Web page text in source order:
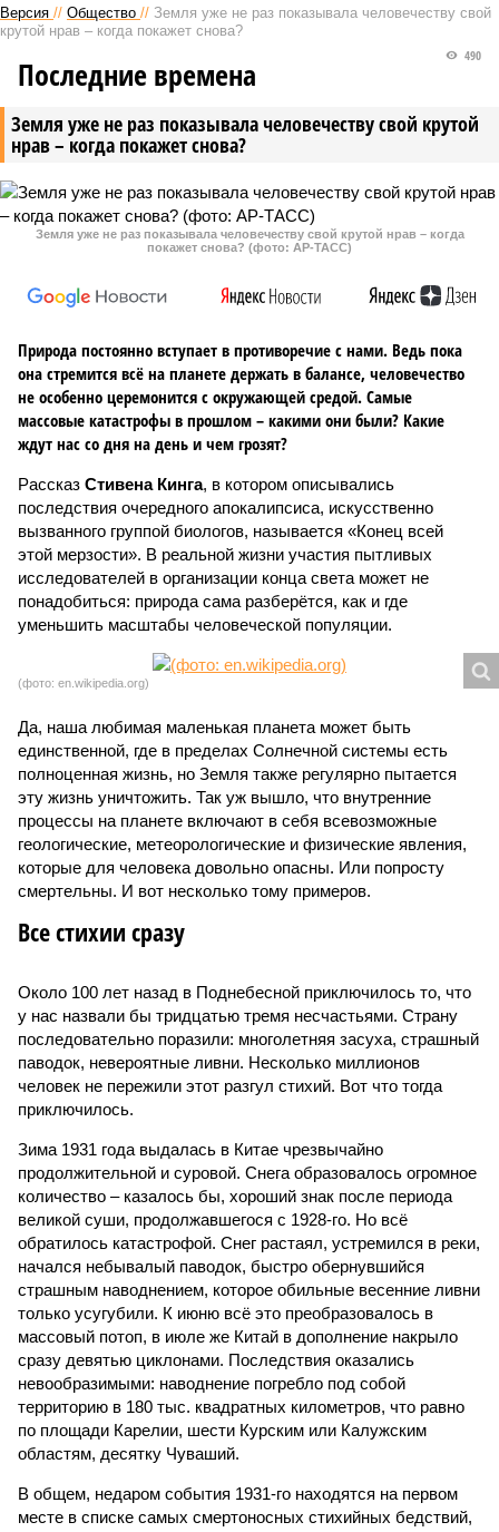
Версия // Общество // Земля уже не раз показывала человечеству свой
крутой нрав – когда покажет снова?
Земля уже не раз показывала человечеству свой крутой
нрав – когда покажет снова?
490
Последние времена
Земля уже не раз показывала человечеству свой крутой нрав – когда
покажет снова? (фото: АР-ТАСС)
Природа постоянно вступает в противоречие с нами. Ведь пока
она стремится всё на планете держать в балансе, человечество
не особенно церемонится с окружающей средой. Самые
массовые катастрофы в прошлом – какими они были? Какие
ждут нас со дня на день и чем грозят?
Рассказ Стивена Кинга, в котором описывались
последствия очередного апокалипсиса, искусственно
вызванного группой биологов, называется «Конец всей
этой мерзости». В реальной жизни участия пытливых
исследователей в организации конца света может не
понадобиться: природа сама разберётся, как и где
уменьшить масштабы человеческой популяции.
(фото: en.wikipedia.org)
Да, наша любимая маленькая планета может быть
единственной, где в пределах Солнечной системы есть
полноценная жизнь, но Земля также регулярно пытается
эту жизнь уничтожить. Так уж вышло, что внутренние
процессы на планете включают в себя всевозможные
геологические, метеорологические и физические явления,
которые для человека довольно опасны. Или попросту
смертельны. И вот несколько тому примеров.
Все стихии сразу
Около 100 лет назад в Поднебесной приключилось то, что
у нас назвали бы тридцатью тремя несчастьями. Страну
последовательно поразили: многолетняя засуха, страшный
паводок, невероятные ливни. Несколько миллионов
человек не пережили этот разгул стихий. Вот что тогда
приключилось.
Зима 1931 года выдалась в Китае чрезвычайно
продолжительной и суровой. Снега образовалось огромное
количество – казалось бы, хороший знак после периода
великой суши, продолжавшегося с 1928-го. Но всё
обратилось катастрофой. Снег растаял, устремился в реки,
начался небывалый паводок, быстро обернувшийся
страшным наводнением, которое обильные весенние ливни
только усугубили. К июню всё это преобразовалось в
массовый потоп, в июле же Китай в дополнение накрыло
сразу девятью циклонами. Последствия оказались
невообразимыми: наводнение погребло под собой
территорию в 180 тыс. квадратных километров, что равно
по площади Карелии, шести Курским или Калужским
областям, десятку Чуваший.
В общем, недаром события 1931-го находятся на первом
месте в списке самых смертоносных стихийных бедствий,